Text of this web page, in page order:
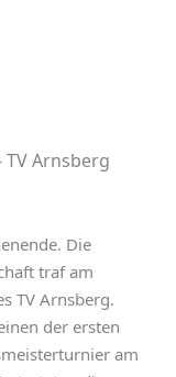
TV Arnsberg
Die
traf am
TV Arnsberg.
der ersten
am